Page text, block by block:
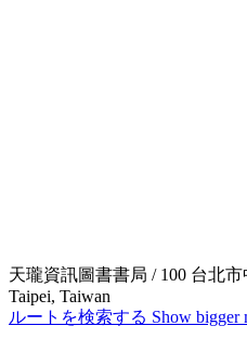
天瓏資訊圖書書局 / 100 台北
Taipei, Taiwan
ルートを検索する Show bigger